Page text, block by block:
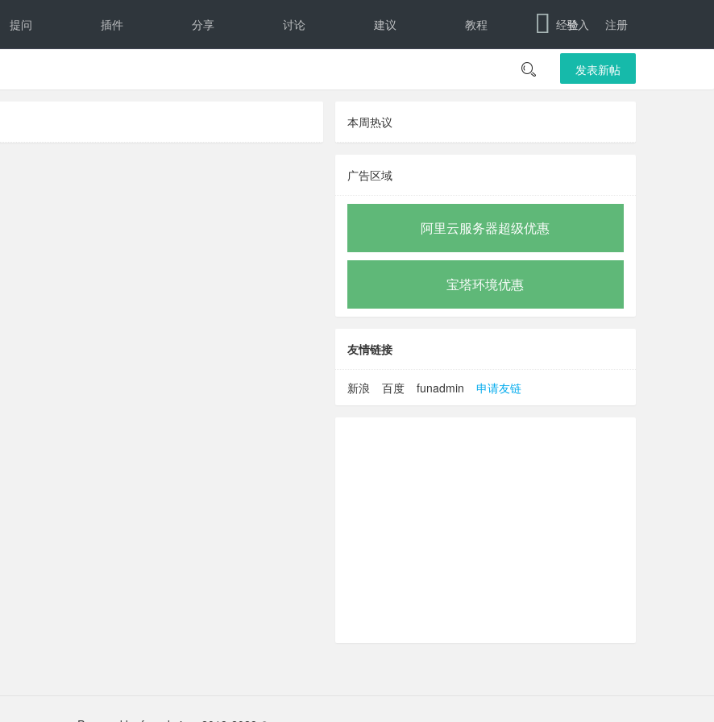
提问 插件 分享 讨论 建议 教程 经验登入 注册
 发表新帖
本周热议
广告区域
阿里云服务器超级优惠
宝塔环境优惠
友情链接
新浪 百度 funadmin 申请友链